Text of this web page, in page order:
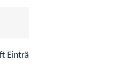
im Berufsregister